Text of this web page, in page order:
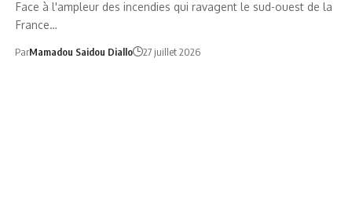
Face à l'ampleur des incendies qui ravagent le sud-ouest de la
France…
ParMamadou Saidou Diallo 27 juillet 2026